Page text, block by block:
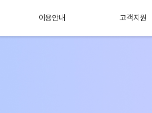
이용안내 고객지원